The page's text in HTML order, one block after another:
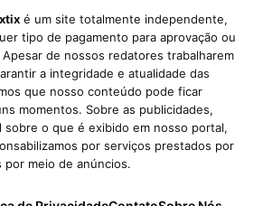
é um site totalmente independente,
tipo de pagamento para aprovação ou
de nossos redatores trabalharem
a integridade e atualidade das
que nosso conteúdo pode ficar
momentos. Sobre as publicidades,
sobre o que é exibido em nosso portal,
por serviços prestados por
meio de anúncios.